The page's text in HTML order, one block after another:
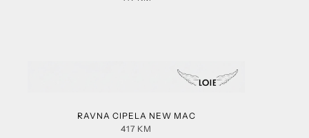
RAVNA CIPELA NEW MAC
417 KM